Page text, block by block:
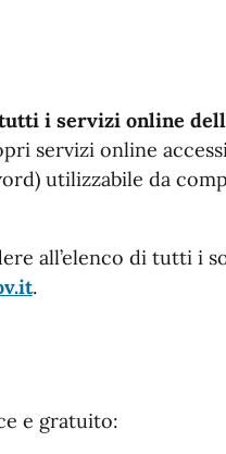
i servizi online
servizi online
utilizzabile da
all’elenco di tutti i
.
e gratuito: